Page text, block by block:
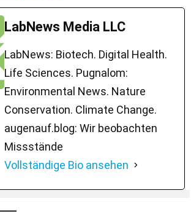
LabNews Media LLC
LabNews: Biotech. Digital Health.
Life Sciences. Pugnalom:
Environmental News. Nature
Conservation. Climate Change.
augenauf.blog: Wir beobachten
Missstände
Vollständige Bio ansehen